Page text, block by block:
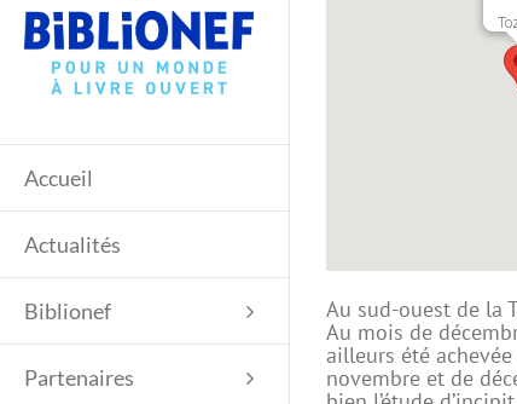
Accueil
Actualités
Biblionef
Partenaires
Au sud-ouest de la
Au mois de
ailleurs été
novembre et de